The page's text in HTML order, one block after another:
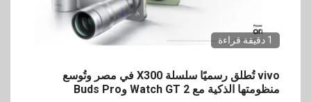
1 دقيقة قراءة
vivo تُطلق رسميًا سلسلة X300 في مصر وتُوسع
منظومتها الذكية مع Watch GT 2 وBuds Pro